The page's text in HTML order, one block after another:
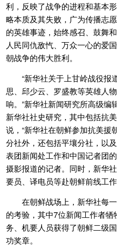
利，反映了战争的进程和基本
略本质及其失败，广为传播志
的英雄事迹，始终感召、鼓舞
人民同仇敌忾、万众一心的爱
朝战争的伟大胜利。
“新华社关于上甘岭战役报
思、邱少云、罗盛教等英雄人
响。”新华社新闻研究所高级编
新华社社史研究，其中包括抗
说，“新华社在朝鲜参加抗美援
分社外，还包括平壤分社，以
表团新闻处工作和中国记者团
摄影报道的记者。同时，新华
要员、译电员等赴朝鲜前线工
在朝鲜战场上，新华社每一
的考验，其中7位新闻工作者
务、机要人员获得了朝鲜二级
功奖章。